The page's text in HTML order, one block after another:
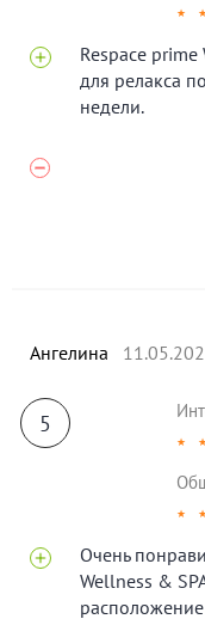
★ ★
Respace prime
для релакса
недели.
Ангелина
5
★ ★
★ ★
Очень
Wellness &